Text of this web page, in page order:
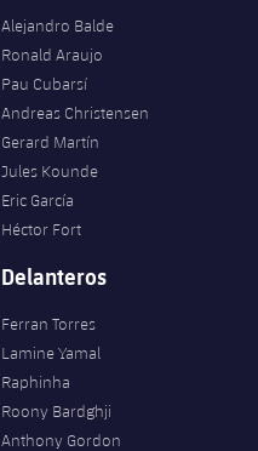
Alejandro Balde
Ronald Araujo
Pau Cubarsí
Andreas Christensen
Gerard Martín
Jules Kounde
Eric García
Héctor Fort
Delanteros
Ferran Torres
Lamine Yamal
Raphinha
Roony Bardghji
Anthony Gordon